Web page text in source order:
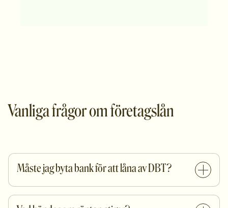
Vanliga frågor om företagslån
Måste jag byta bank för att låna av DBT?